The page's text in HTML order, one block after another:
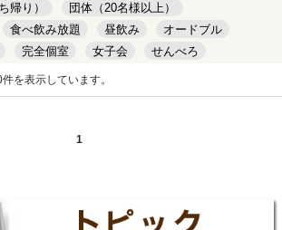
帰り）
団体（20名様以上）
食べ飲み放題 昼飲み
オードブル
完全個室 女子会
せんべろ
デート
を表示しています。
1